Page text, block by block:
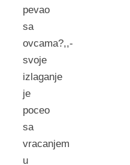
pevao
sa
ovcama?,,-
svoje
izlaganje
je
poceo
sa
vracanjem
u